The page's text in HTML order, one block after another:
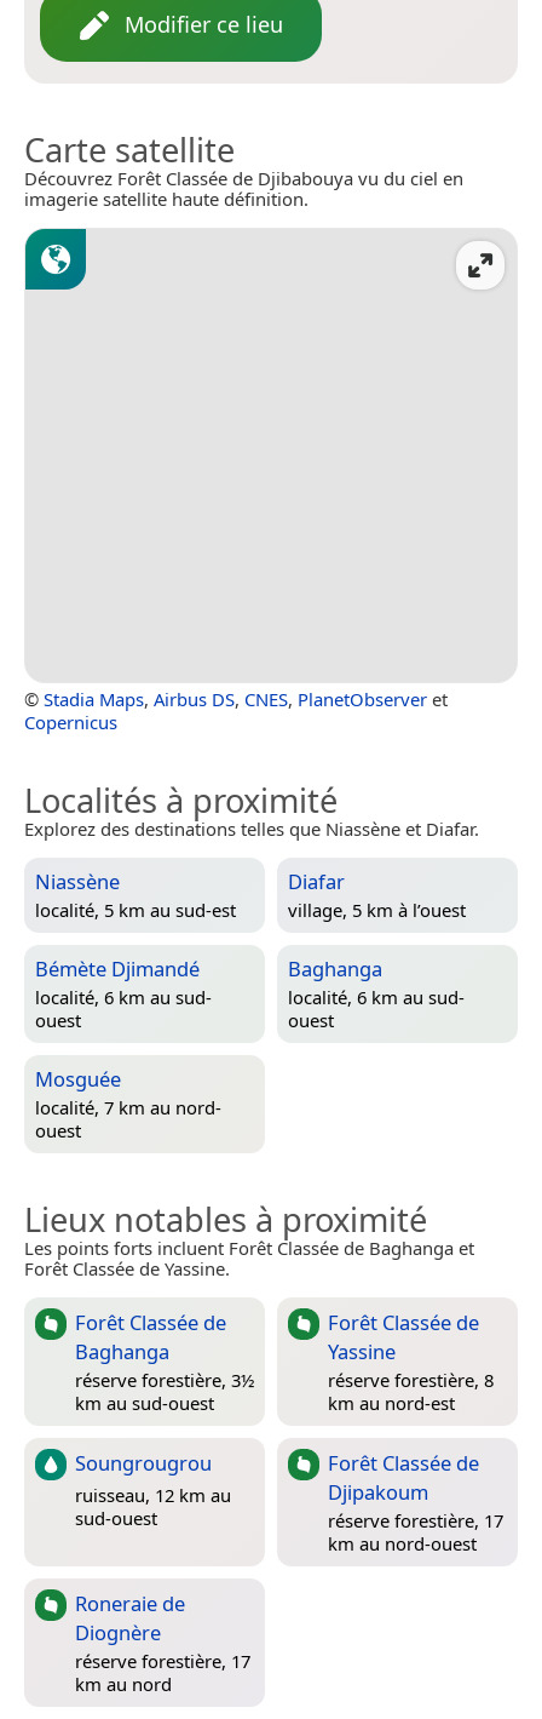
Modifier ce lieu
Carte satellite
Découvrez Forêt Classée de Djibabouya vu du ciel en
imagerie satellite haute définition.
© Stadia Maps, Airbus DS, CNES, PlanetObserver et
Copernicus
Localités à proximité
Explorez des destinations telles que Niassène et Diafar.
Niassène
localité, 5 km au sud-est
Diafar
village, 5 km à l’ouest
Bémète Djimandé
localité, 6 km au sud-
ouest
Baghanga
localité, 6 km au sud-
ouest
Mosguée
localité, 7 km au nord-
ouest
Lieux notables à proximité
Les points forts incluent Forêt Classée de Baghanga et
Forêt Classée de Yassine.
Forêt Classée de
Baghanga
réserve forestière, 3½
km au sud-ouest
Forêt Classée de
Yassine
réserve forestière, 8
km au nord-est
Soungrougrou
ruisseau, 12 km au
sud-ouest
Forêt Classée de
Djipakoum
réserve forestière, 17
km au nord-ouest
Roneraie de
Diognère
réserve forestière, 17
km au nord